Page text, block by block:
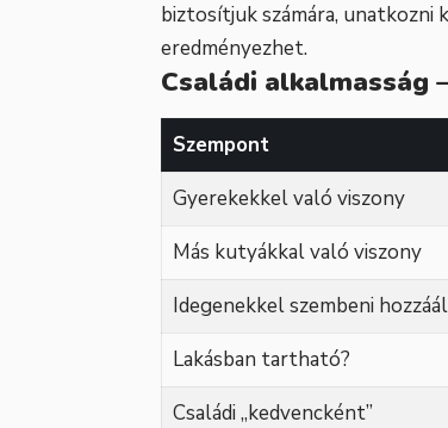
biztosítjuk számára, unatkozni
eredményezhet.
Családi alkalmasság
Szempont
Gyerekekkel való viszony
Más kutyákkal való viszony
Idegenekkel szembeni
Lakásban tartható?
Családi „kedvencként”